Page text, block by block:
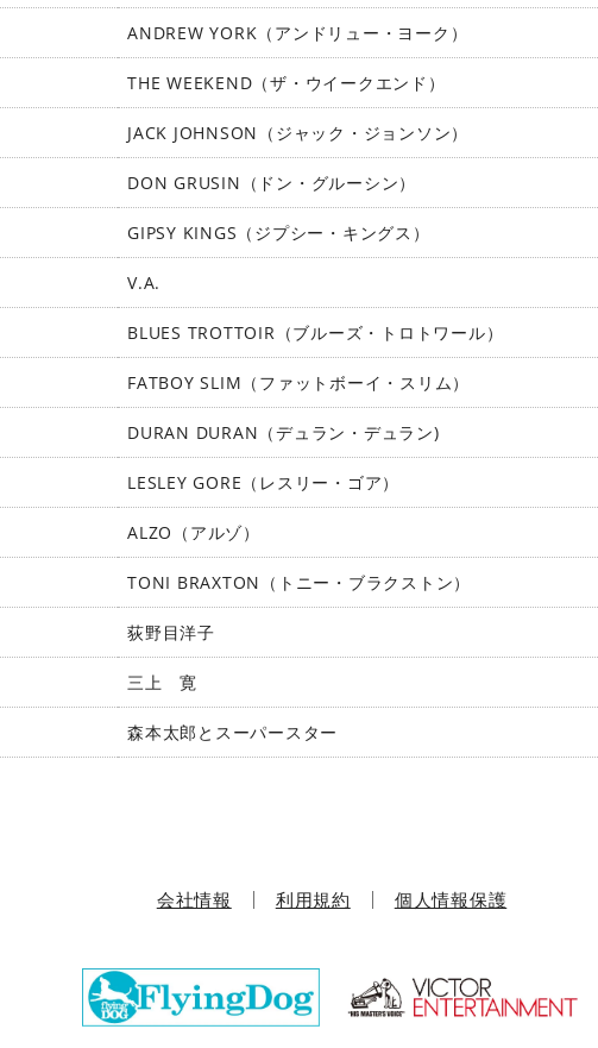
ANDREW YORK（アンドリュー・ヨーク）
THE WEEKEND（ザ・ウイークエンド）
JACK JOHNSON（ジャック・ジョンソン）
DON GRUSIN（ドン・グルーシン）
GIPSY KINGS（ジプシー・キングス）
V.A.
BLUES TROTTOIR（ブルーズ・トロトワール）
FATBOY SLIM（ファットボーイ・スリム）
DURAN DURAN（デュラン・デュラン)
LESLEY GORE（レスリー・ゴア）
ALZO（アルゾ）
TONI BRAXTON（トニー・ブラクストン）
荻野目洋子
三上 寛
森本太郎とスーパースター
会社情報 利用規約 個人情報保護